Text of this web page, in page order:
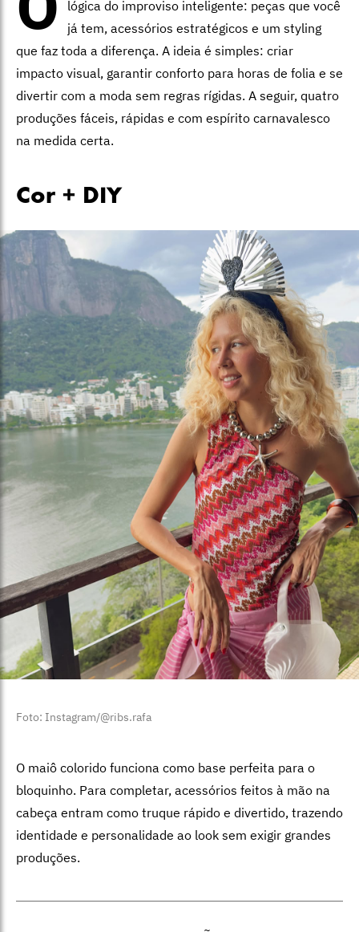
lógica do improviso inteligente: peças que você
já tem, acessórios estratégicos e um styling
que faz toda a diferença. A ideia é simples: criar
impacto visual, garantir conforto para horas de folia e se
divertir com a moda sem regras rígidas. A seguir, quatro
produções fáceis, rápidas e com espírito carnavalesco
na medida certa.
Cor + DIY
Foto: Instagram/@ribs.rafa
O maiô colorido funciona como base perfeita para o
bloquinho. Para completar, acessórios feitos à mão na
cabeça entram como truque rápido e divertido, trazendo
identidade e personalidade ao look sem exigir grandes
produções.